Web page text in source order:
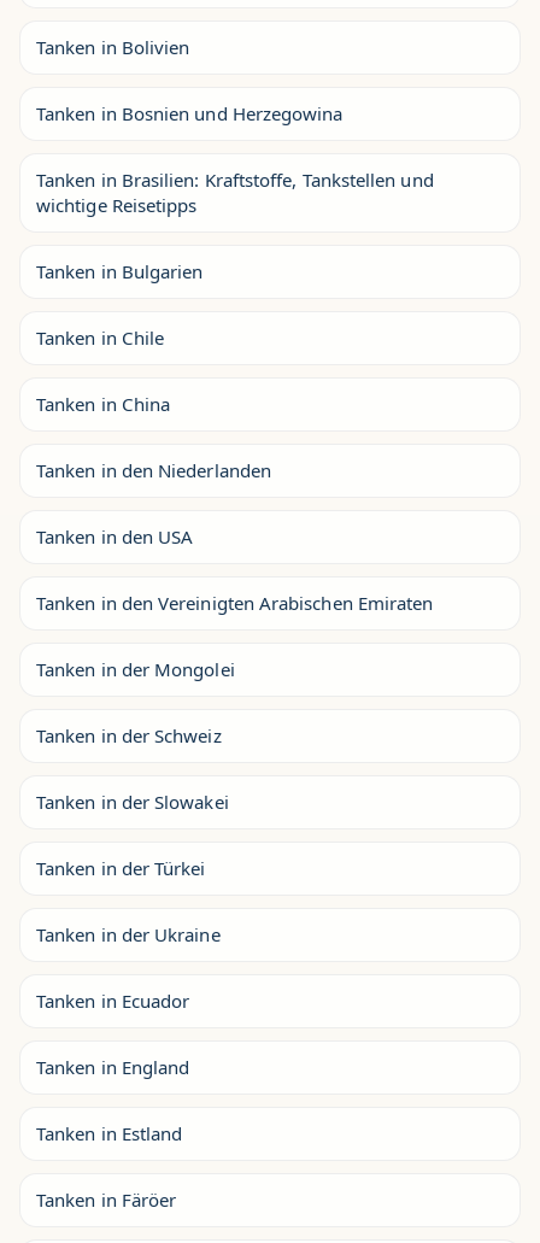
Tanken in Bolivien
Tanken in Bosnien und Herzegowina
Tanken in Brasilien: Kraftstoffe, Tankstellen und
wichtige Reisetipps
Tanken in Bulgarien
Tanken in Chile
Tanken in China
Tanken in den Niederlanden
Tanken in den USA
Tanken in den Vereinigten Arabischen Emiraten
Tanken in der Mongolei
Tanken in der Schweiz
Tanken in der Slowakei
Tanken in der Türkei
Tanken in der Ukraine
Tanken in Ecuador
Tanken in England
Tanken in Estland
Tanken in Färöer